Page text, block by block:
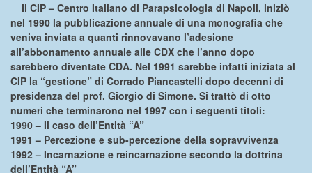
Il CIP – Centro Italiano di Parapsicologia di Napoli, iniziò
nel 1990 la pubblicazione annuale di una monografia che
veniva inviata a quanti rinnovavano l’adesione
all’abbonamento annuale alle CDX che l’anno dopo
sarebbero diventate CDA. Nel 1991 sarebbe infatti iniziata al
CIP la “gestione” di Corrado Piancastelli dopo decenni di
presidenza del prof. Giorgio di Simone. Si trattò di otto
numeri che terminarono nel 1997 con i seguenti titoli:
1990 – Il caso dell’Entità “A”
1991 – Percezione e sub-percezione della sopravvivenza
1992 – Incarnazione e reincarnazione secondo la dottrina
dell’Entità “A”